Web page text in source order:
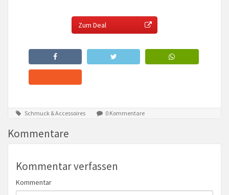
Zum Deal
Schmuck & Accessoires 0 Kommentare
Kommentare
Kommentar verfassen
Kommentar